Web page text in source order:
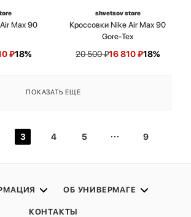
Max 90
₽18%
shvetsov store
Кроссовки Nike Air Max 90
Gore-Tex
20 500₽16 810₽18%
ПОКАЗАТЬ ЕЩЕ
3 4 5 9
ОБ УНИВЕРМАГЕ
КОНТАКТЫ